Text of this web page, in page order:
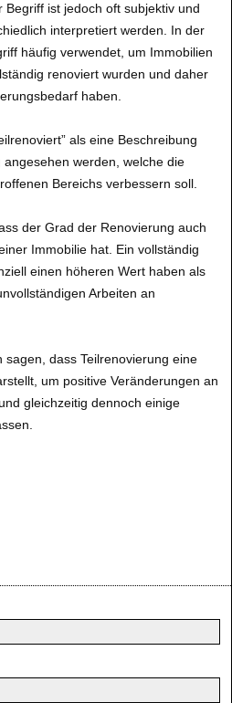
ist jedoch oft subjektiv und
interpretiert werden. In der
häufig verwendet, um Immobilien
renoviert wurden und daher
haben.
als eine Beschreibung
werden, welche die
Bereichs verbessern soll.
der Grad der Renovierung auch
Immobilie hat. Ein vollständig
einen höheren Wert haben als
Arbeiten an
dass Teilrenovierung eine
um positive Veränderungen an
gleichzeitig dennoch einige